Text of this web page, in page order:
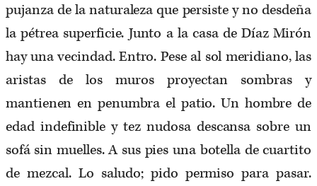
pujanza de la naturaleza que persiste y no desdeña
la pétrea superficie. Junto a la casa de Díaz Mirón
hay una vecindad. Entro. Pese al sol meridiano, las
aristas de los muros proyectan sombras y
mantienen en penumbra el patio. Un hombre de
edad indefinible y tez nudosa descansa sobre un
sofá sin muelles. A sus pies una botella de cuartito
de mezcal. Lo saludo; pido permiso para pasar.